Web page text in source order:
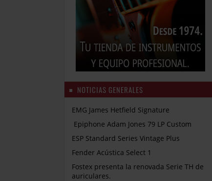
NOTICIAS GENERALES
EMG James Hetfield Signature
Epiphone Adam Jones 79 LP Custom
ESP Standard Series Vintage Plus
Fender Acústica Select 1
Fostex presenta la renovada Serie TH de
auriculares.